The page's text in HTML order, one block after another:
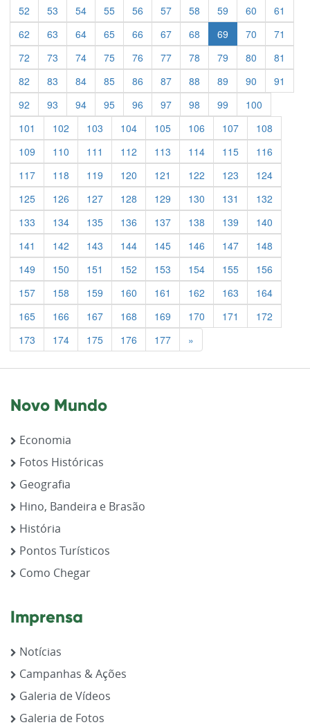
52 53 54 55 56 57 58 59 60
61
62
63 64 65 66 67 68 69 70
71
72
73 74 75 76 77 78 79 80
81
82
83 84 85 86 87 88 89 90
91
92
93 94 95 96 97 98 99
100
101
102 103 104 105 106 107
108
109
110 111 112 113 114 115
116
117
118 119 120 121 122 123
124
125
126 127 128 129 130 131
132
133
134 135 136 137 138 139
140
141
142 143 144 145 146 147
148
149
150 151 152 153 154 155
156
157
158 159 160 161 162 163
164
165
166 167 168 169 170 171
172
173
174 175 176 177 »
Novo Mundo
Economia
Fotos Históricas
Geografia
Hino, Bandeira e Brasão
História
Pontos Turísticos
Como Chegar
Imprensa
Notícias
Campanhas & Ações
Galeria de Vídeos
Galeria de Fotos